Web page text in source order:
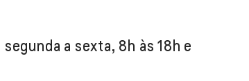
a sexta, 8h às 18h e